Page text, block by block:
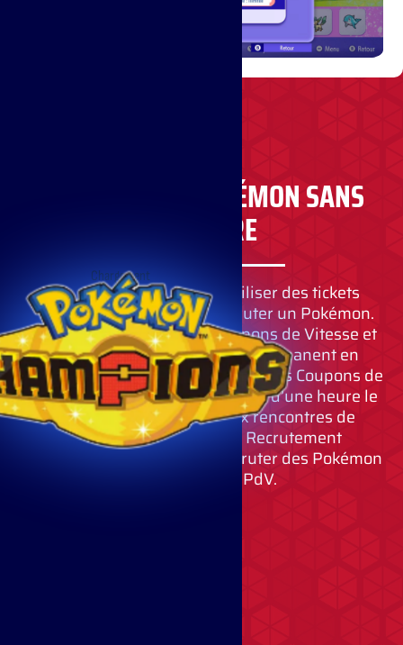
Chargement
RECRUTEZ UN POKÉMON SANS
ATTENDRE
Vous pouvez également utiliser des tickets
plutôt que des PdV pour recruter un Pokémon.
Vous pouvez obtenir des Coupons de Vitesse et
des Tickets de Recrutement Permanent en
remplissant des missions en jeu. Les Coupons de
Vitesse permettent de raccourcir d’une heure le
temps d’attente entre deux rencontres de
Pokémon. Les Tickets de Recrutement
Permanent permettent de recruter des Pokémon
sans utiliser de PdV.